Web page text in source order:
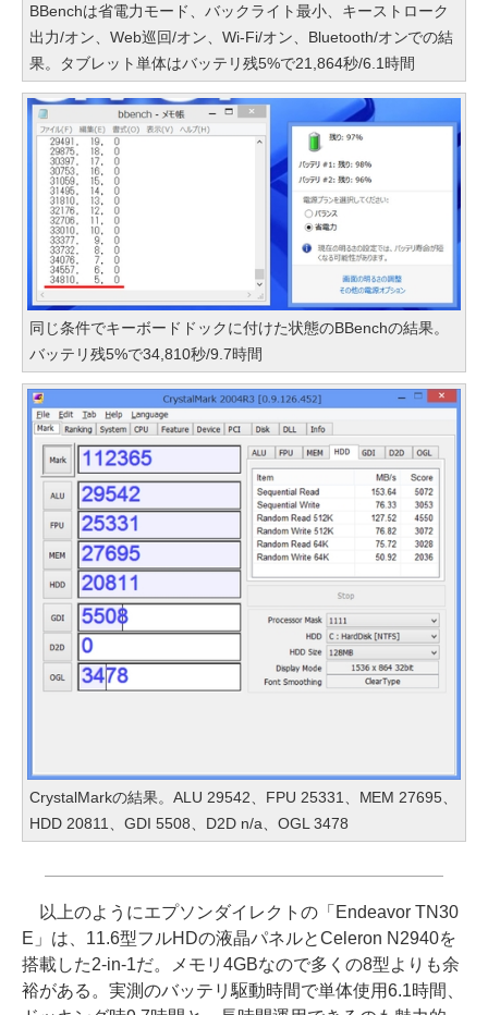
BBenchは省電力モード、バックライト最小、キーストローク
出力/オン、Web巡回/オン、Wi-Fi/オン、Bluetooth/オンでの結
果。タブレット単体はバッテリ残5%で21,864秒/6.1時間
同じ条件でキーボードドックに付けた状態のBBenchの結果。
バッテリ残5%で34,810秒/9.7時間
CrystalMarkの結果。ALU 29542、FPU 25331、MEM 27695、
HDD 20811、GDI 5508、D2D n/a、OGL 3478
以上のようにエプソンダイレクトの「Endeavor TN30
E」は、11.6型フルHDの液晶パネルとCeleron N2940を
搭載した2-in-1だ。メモリ4GBなので多くの8型よりも余
裕がある。実測のバッテリ駆動時間で単体使用6.1時間、